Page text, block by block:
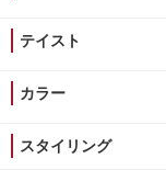
テイスト
カラー
スタイリング